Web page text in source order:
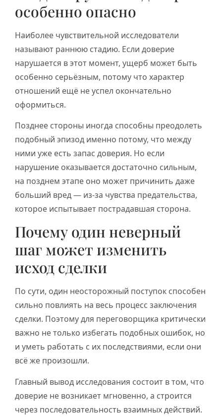
особенно опасно
Наиболее чувствительной исследователи
называют раннюю стадию. Если доверие
нарушается в этот момент, ущерб может быть
особенно серьёзным, потому что характер
отношений ещё не успел окончательно
оформиться.
Позднее стороны иногда способны преодолеть
подобный эпизод именно потому, что между
ними уже есть запас доверия. Но если
нарушение оказывается достаточно сильным,
на позднем этапе оно может причинить даже
больший вред — из-за чувства предательства,
которое испытывает пострадавшая сторона.
Почему один неверный
шаг может изменить
исход сделки
По сути, один неосторожный поступок способен
сильно повлиять на весь процесс заключения
сделки. Поэтому для переговорщика критически
важно не только избегать подобных ошибок, но
и уметь работать с их последствиями, если они
всё же произошли.
Главный вывод исследования состоит в том, что
доверие не возникает мгновенно, а строится
через последовательность взаимных действий.